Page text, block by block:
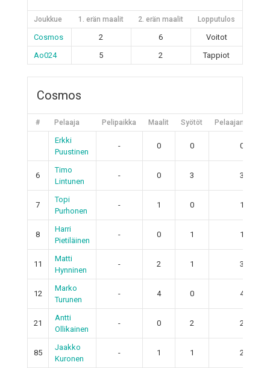
Joukkue 1. erän maalit 2. erän maalit Lopputulos
Cosmos 2 6
Voitot
Ao024
5 2 Tappiot
Cosmos
# Pelaaja Pelipaikka Maalit Syötöt Pelaajan pisteet
Erkki
Puustinen
- 0 0 0
6
Timo
Lintunen
- 0 3 3
7
Topi
Purhonen
- 1 0 1
8
Harri
Pietiläinen
- 0 1 1
11
Matti
Hynninen
- 2 1 3
12
Marko
Turunen
- 4 0 4
21
Antti
Ollikainen
- 0 2 2
85
Jaakko
Kuronen
- 1 1 2